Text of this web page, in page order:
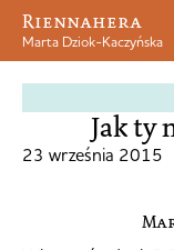
Riennahera
Marta Dziok-Kaczyńska
Jak ty
23 września 2015